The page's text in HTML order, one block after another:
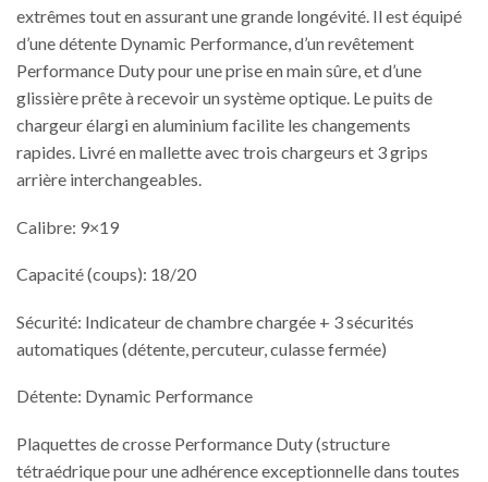
extrêmes tout en assurant une grande longévité. Il est équipé
d’une détente Dynamic Performance, d’un revêtement
Performance Duty pour une prise en main sûre, et d’une
glissière prête à recevoir un système optique. Le puits de
chargeur élargi en aluminium facilite les changements
rapides. Livré en mallette avec trois chargeurs et 3 grips
arrière interchangeables.
Calibre: 9×19
Capacité (coups): 18/20
Sécurité: Indicateur de chambre chargée + 3 sécurités
automatiques (détente, percuteur, culasse fermée)
Détente: Dynamic Performance
Plaquettes de crosse Performance Duty (structure
tétraédrique pour une adhérence exceptionnelle dans toutes